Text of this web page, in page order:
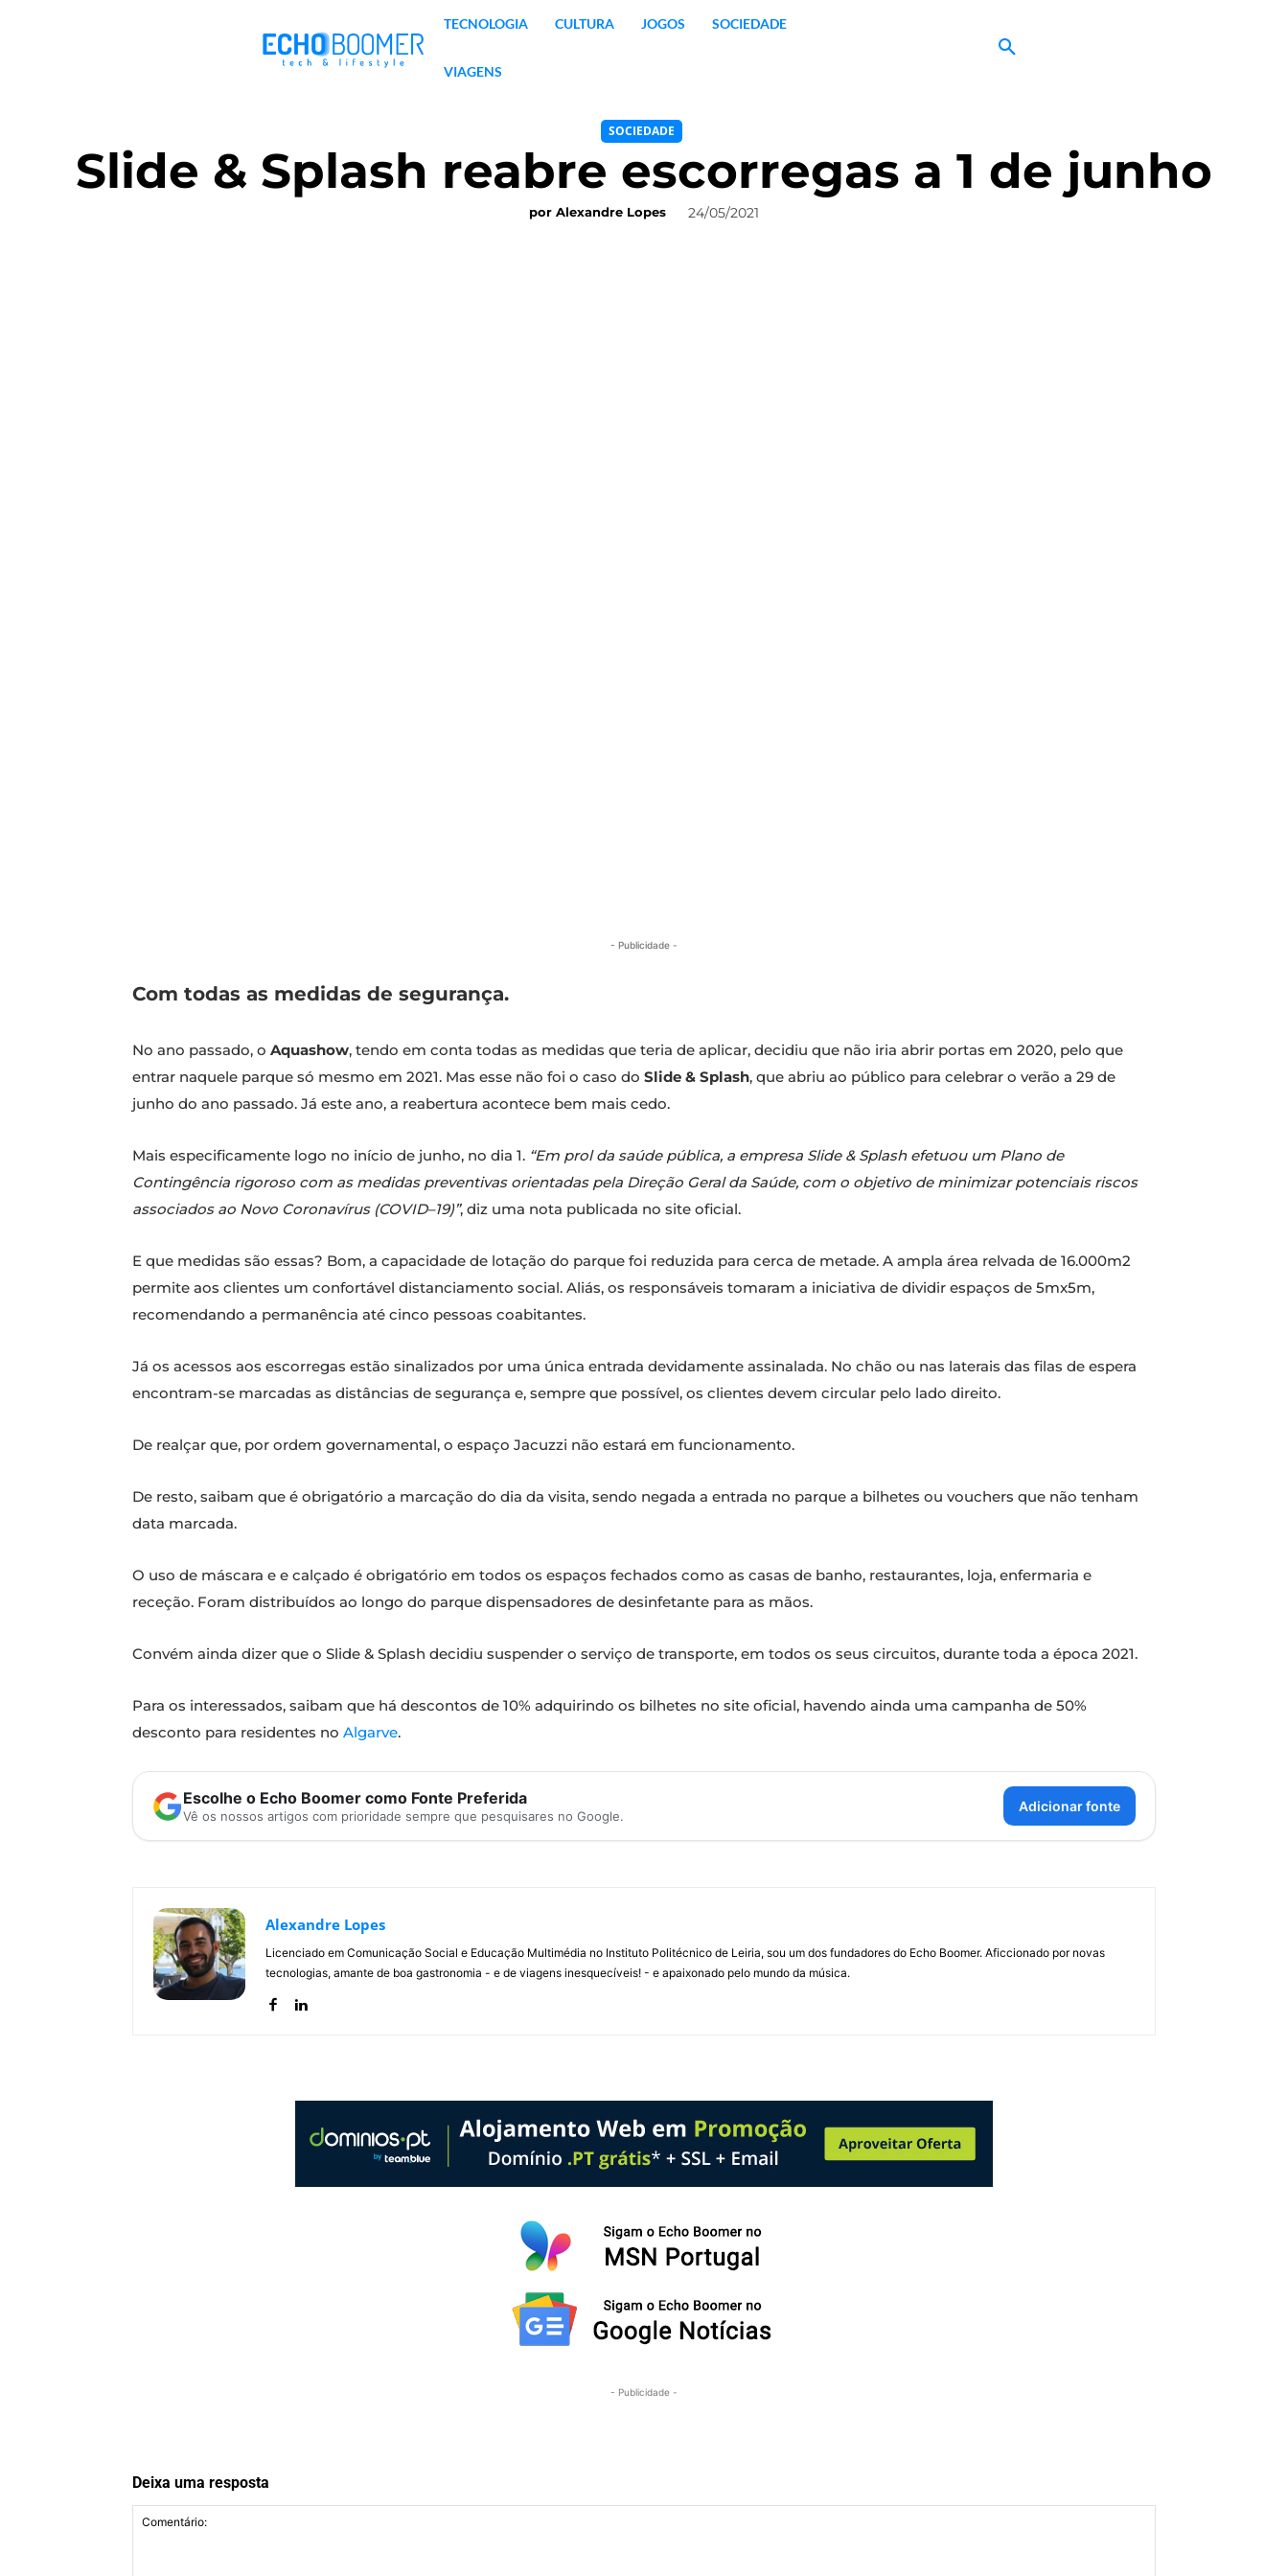
TECNOLOGIA CULTURA JOGOS SOCIEDADE
VIAGENS
SOCIEDADE
Slide & Splash reabre escorregas a 1 de junho
por Alexandre Lopes 24/05/2021
- Publicidade -
Com todas as medidas de segurança.
No ano passado, o Aquashow, tendo em conta todas as medidas que teria de aplicar, decidiu que não iria abrir portas em 2020, pelo que
entrar naquele parque só mesmo em 2021. Mas esse não foi o caso do Slide & Splash, que abriu ao público para celebrar o verão a 29 de
junho do ano passado. Já este ano, a reabertura acontece bem mais cedo.
Mais especificamente logo no início de junho, no dia 1. “Em prol da saúde pública, a empresa Slide & Splash efetuou um Plano de
Contingência rigoroso com as medidas preventivas orientadas pela Direção Geral da Saúde, com o objetivo de minimizar potenciais riscos
associados ao Novo Coronavírus (COVID–19)”, diz uma nota publicada no site oficial.
E que medidas são essas? Bom, a capacidade de lotação do parque foi reduzida para cerca de metade. A ampla área relvada de 16.000m2
permite aos clientes um confortável distanciamento social. Aliás, os responsáveis tomaram a iniciativa de dividir espaços de 5mx5m,
recomendando a permanência até cinco pessoas coabitantes.
Já os acessos aos escorregas estão sinalizados por uma única entrada devidamente assinalada. No chão ou nas laterais das filas de espera
encontram-se marcadas as distâncias de segurança e, sempre que possível, os clientes devem circular pelo lado direito.
De realçar que, por ordem governamental, o espaço Jacuzzi não estará em funcionamento.
De resto, saibam que é obrigatório a marcação do dia da visita, sendo negada a entrada no parque a bilhetes ou vouchers que não tenham
data marcada.
O uso de máscara e e calçado é obrigatório em todos os espaços fechados como as casas de banho, restaurantes, loja, enfermaria e
receção. Foram distribuídos ao longo do parque dispensadores de desinfetante para as mãos.
Convém ainda dizer que o Slide & Splash decidiu suspender o serviço de transporte, em todos os seus circuitos, durante toda a época 2021.
Para os interessados, saibam que há descontos de 10% adquirindo os bilhetes no site oficial, havendo ainda uma campanha de 50%
desconto para residentes no Algarve.
Escolhe o Echo Boomer como Fonte Preferida
Vê os nossos artigos com prioridade sempre que pesquisares no Google.
Adicionar fonte
Alexandre Lopes
Licenciado em Comunicação Social e Educação Multimédia no Instituto Politécnico de Leiria, sou um dos fundadores do Echo Boomer. Aficcionado por novas
tecnologias, amante de boa gastronomia - e de viagens inesquecíveis! - e apaixonado pelo mundo da música.
- Publicidade -
Deixa uma resposta